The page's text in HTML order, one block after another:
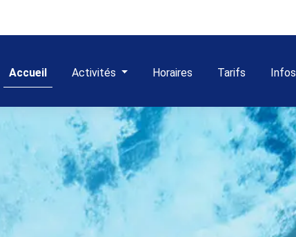
Accueil Activités Horaires Tarifs Infos